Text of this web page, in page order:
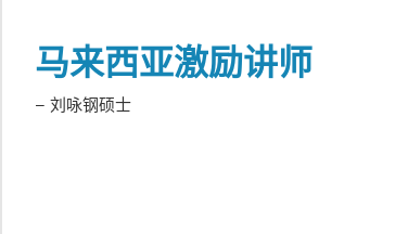
content马来西亚激励讲师
– 刘咏钢硕士